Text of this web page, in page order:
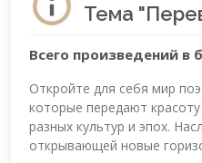
Тема
Всего произведений в
Откройте для себя мир
которые передают
разных культур и эпох.
открывающей новые